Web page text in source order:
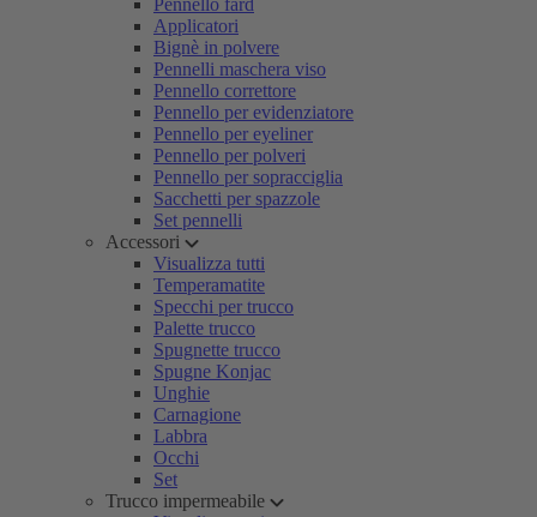
Pennello fard
Applicatori
Bignè in polvere
Pennelli maschera viso
Pennello correttore
Pennello per evidenziatore
Pennello per eyeliner
Pennello per polveri
Pennello per sopracciglia
Sacchetti per spazzole
Set pennelli
Accessori
Visualizza tutti
Temperamatite
Specchi per trucco
Palette trucco
Spugnette trucco
Spugne Konjac
Unghie
Carnagione
Labbra
Occhi
Set
Trucco impermeabile